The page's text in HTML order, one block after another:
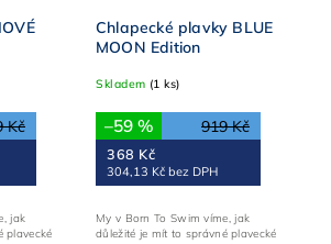
Kč
jak
plavecké
Chlapecké plavky BLUE
MOON Edition
Skladem (1 ks)
919 Kč
–59 %
368 Kč
304,13 Kč bez DPH
My v Born To Swim víme, jak
důležité je mít to správné plavecké